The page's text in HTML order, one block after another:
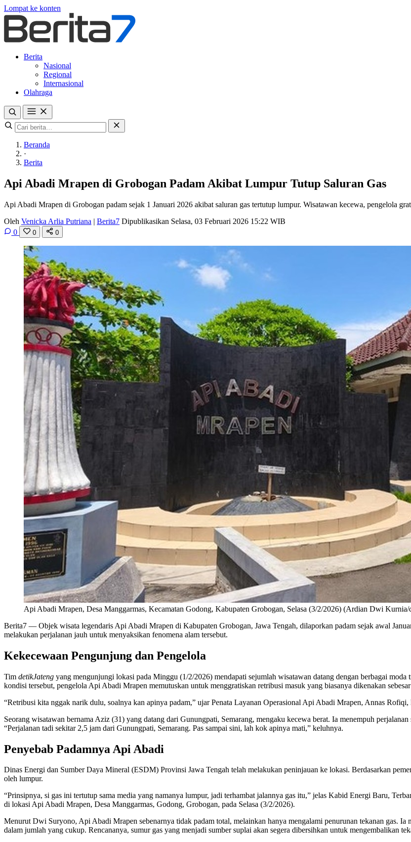
Lompat ke konten
Berita
Nasional
Regional
Internasional
Olahraga
Beranda
·
Berita
Api Abadi Mrapen di Grobogan Padam Akibat Lumpur Tutup Saluran Gas
Api Abadi Mrapen di Grobogan padam sejak 1 Januari 2026 akibat saluran gas tertutup lumpur. Wisatawan kecewa, pengelola
Oleh Venicka Arlia Putriana | Berita7 Dipublikasikan Selasa, 03 Februari 2026 15:22 WIB
0
0 0
Api Abadi Mrapen, Desa Manggarmas, Kecamatan Godong, Kabupaten Grobogan, Selasa (3/2/2026) (Ardian Dwi Kurnia/
Berita7 — Objek wisata legendaris Api Abadi Mrapen di Kabupaten Grobogan, Jawa Tengah, dilaporkan padam sejak awal
melakukan perjalanan jauh untuk menyaksikan fenomena alam tersebut.
Kekecewaan Pengunjung dan Pengelola
Tim detikJateng yang mengunjungi lokasi pada Minggu (1/2/2026) mendapati sejumlah wisatawan datang dengan berbagai
kondisi tersebut, pengelola Api Abadi Mrapen memutuskan untuk menggratiskan retribusi masuk yang biasanya dikenakan
“Retribusi kita nggak narik dulu, soalnya kan apinya padam,” ujar Penata Layanan Operasional Api Abadi Mrapen, Annas Rofiqi,
Seorang wisatawan bernama Aziz (31) yang datang dari Gunungpati, Semarang, mengaku kecewa berat. Ia menempuh
“Perjalanan tadi sekitar 2,5 jam dari Gunungpati, Semarang. Pas sampai sini, lah kok apinya mati,” keluhnya.
Penyebab Padamnya Api Abadi
Dinas Energi dan Sumber Daya Mineral (ESDM) Provinsi Jawa Tengah telah melakukan peninjauan ke lokasi. Berdasarkan
oleh lumpur.
“Prinsipnya, si gas ini tertutup sama media yang namanya lumpur, jadi terhambat jalannya gas itu,” jelas Kabid Energi Baru,
di lokasi Api Abadi Mrapen, Desa Manggarmas, Godong, Grobogan, pada Selasa (3/2/2026).
Menurut Dwi Suryono, Api Abadi Mrapen sebenarnya tidak padam total, melainkan hanya mengalami penurunan tekanan gas. Ia
dalam jumlah yang cukup. Rencananya, sumur gas yang menjadi sumber suplai akan segera dibersihkan untuk mengembalikan